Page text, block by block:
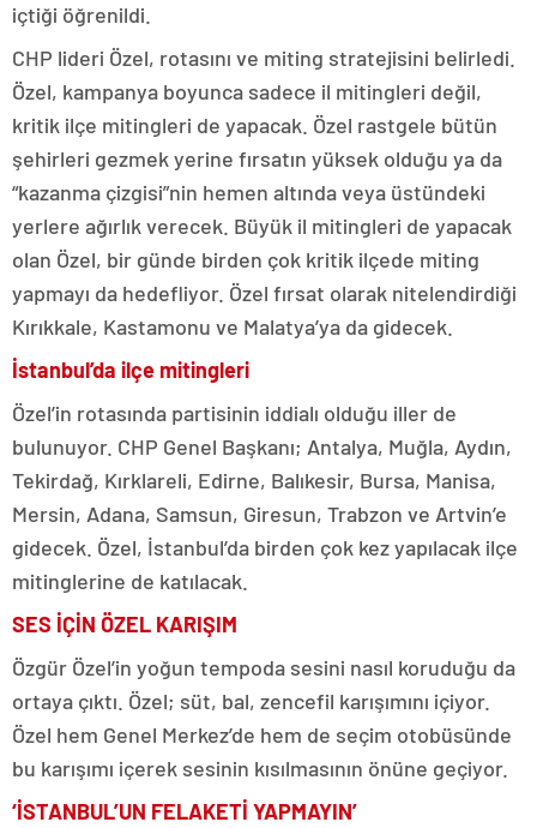
içtiği öğrenildi.
CHP lideri Özel, rotasını ve miting stratejisini belirledi.
Özel, kampanya boyunca sadece il mitingleri değil,
kritik ilçe mitingleri de yapacak. Özel rastgele bütün
şehirleri gezmek yerine fırsatın yüksek olduğu ya da
“kazanma çizgisi”nin hemen altında veya üstündeki
yerlere ağırlık verecek. Büyük il mitingleri de yapacak
olan Özel, bir günde birden çok kritik ilçede miting
yapmayı da hedefliyor. Özel fırsat olarak nitelendirdiği
Kırıkkale, Kastamonu ve Malatya’ya da gidecek.
İstanbul’da ilçe mitingleri
Özel’in rotasında partisinin iddialı olduğu iller de
bulunuyor. CHP Genel Başkanı; Antalya, Muğla, Aydın,
Tekirdağ, Kırklareli, Edirne, Balıkesir, Bursa, Manisa,
Mersin, Adana, Samsun, Giresun, Trabzon ve Artvin’e
gidecek. Özel, İstanbul’da birden çok kez yapılacak ilçe
mitinglerine de katılacak.
SES İÇİN ÖZEL KARIŞIM
Özgür Özel’in yoğun tempoda sesini nasıl koruduğu da
ortaya çıktı. Özel; süt, bal, zencefil karışımını içiyor.
Özel hem Genel Merkez’de hem de seçim otobüsünde
bu karışımı içerek sesinin kısılmasının önüne geçiyor.
‘İSTANBUL’UN FELAKETİ YAPMAYIN’